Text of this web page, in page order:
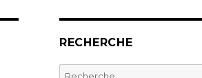
RECHERCHE
Recherche